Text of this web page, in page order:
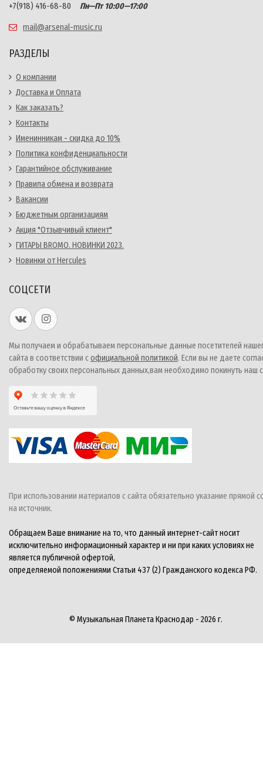
+7(918) 416-68-80
Пн—Пт 10:00—17:00
mail@arsenal-music.ru
РАЗДЕЛЫ
О компании
Доставка и Оплата
Как заказать?
Контакты
Именинникам - скидка до 10%
Политика конфиденциальности
Гарантийное обслуживание
Правила обмена и возврата
Вакансии
Бюджетным организациям
Акция "Отзывчивый клиент"
ГИТАРЫ BROMO. НОВИНКИ 2023.
Новинки от Hercules
СОЦСЕТИ
Мы получаем и обрабатываем персональные данные посетителей
сайта в соответствии софициальной политикой. Если вы не даете
обработку своих персональных данных,вам необходимо покинуть наш
При использовании материалов с сайта обязательно указание прямой
на источник.
Обращаем Ваше внимание на то, что данный интернет-сайт носит
исключительно информационный характер и ни при каких условиях не
является публичной офертой,
определяемой положениями Статьи 437 (2) Гражданского кодекса РФ.
© Музыкальная Планета Краснодар - 2026 г.